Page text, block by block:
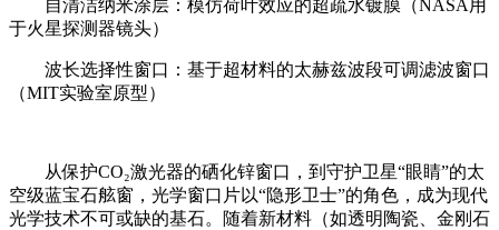
自清洁纳米涂层：模仿荷叶效应的超疏水镀膜（NASA用
于火星探测器镜头）
波长选择性窗口：基于超材料的太赫兹波段可调滤波窗口
（MIT实验室原型）
从保护CO₂激光器的硒化锌窗口，到守护卫星“眼睛”的太
空级蓝宝石舷窗，光学窗口片以“隐形卫士”的角色，成为现代
光学技术不可或缺的基石。随着新材料（如透明陶瓷、金刚石